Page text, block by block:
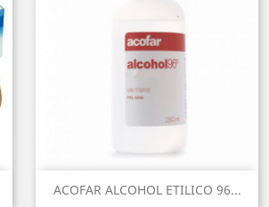
ACOFAR ALCOHOL ETILICO 96...
 Vista rápida